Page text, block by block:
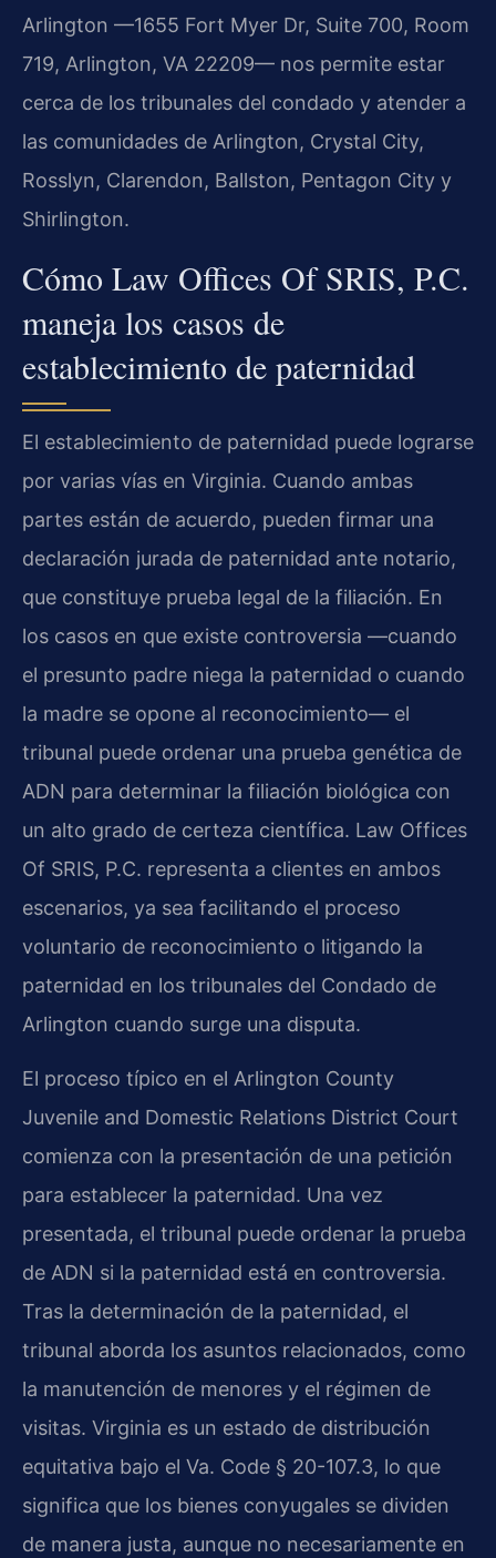
Arlington —1655 Fort Myer Dr, Suite 700, Room
719, Arlington, VA 22209— nos permite estar
cerca de los tribunales del condado y atender a
las comunidades de Arlington, Crystal City,
Rosslyn, Clarendon, Ballston, Pentagon City y
Shirlington.
Cómo Law Offices Of SRIS, P.C.
maneja los casos de
establecimiento de paternidad
El establecimiento de paternidad puede lograrse
por varias vías en Virginia. Cuando ambas
partes están de acuerdo, pueden firmar una
declaración jurada de paternidad ante notario,
que constituye prueba legal de la filiación. En
los casos en que existe controversia —cuando
el presunto padre niega la paternidad o cuando
la madre se opone al reconocimiento— el
tribunal puede ordenar una prueba genética de
ADN para determinar la filiación biológica con
un alto grado de certeza científica. Law Offices
Of SRIS, P.C. representa a clientes en ambos
escenarios, ya sea facilitando el proceso
voluntario de reconocimiento o litigando la
paternidad en los tribunales del Condado de
Arlington cuando surge una disputa.
El proceso típico en el Arlington County
Juvenile and Domestic Relations District Court
comienza con la presentación de una petición
para establecer la paternidad. Una vez
presentada, el tribunal puede ordenar la prueba
de ADN si la paternidad está en controversia.
Tras la determinación de la paternidad, el
tribunal aborda los asuntos relacionados, como
la manutención de menores y el régimen de
visitas. Virginia es un estado de distribución
equitativa bajo el Va. Code § 20-107.3, lo que
significa que los bienes conyugales se dividen
de manera justa, aunque no necesariamente en